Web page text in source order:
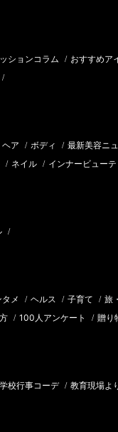
ションコラム / おすすめア
/
ヘア / ボディ / 最新美容ニ
/ ネイル / インナービューテ
/
メ / ヘルス / 子育て / 旅
/ 100人アンケート / 贈り
学校行事コーデ / 教育現場よ